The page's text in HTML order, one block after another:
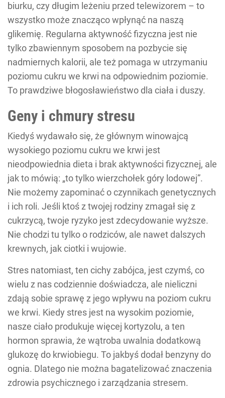
biurku, czy długim leżeniu przed telewizorem – to
wszystko może znacząco wpłynąć na naszą
glikemię. Regularna aktywność fizyczna jest nie
tylko zbawiennym sposobem na pozbycie się
nadmiernych kalorii, ale też pomaga w utrzymaniu
poziomu cukru we krwi na odpowiednim poziomie.
To prawdziwe błogosławieństwo dla ciała i duszy.
Geny i chmury stresu
Kiedyś wydawało się, że głównym winowajcą
wysokiego poziomu cukru we krwi jest
nieodpowiednia dieta i brak aktywności fizycznej, ale
jak to mówią: „to tylko wierzchołek góry lodowej”.
Nie możemy zapominać o czynnikach genetycznych
i ich roli. Jeśli ktoś z twojej rodziny zmagał się z
cukrzycą, twoje ryzyko jest zdecydowanie wyższe.
Nie chodzi tu tylko o rodziców, ale nawet dalszych
krewnych, jak ciotki i wujowie.
Stres natomiast, ten cichy zabójca, jest czymś, co
wielu z nas codziennie doświadcza, ale nieliczni
zdają sobie sprawę z jego wpływu na poziom cukru
we krwi. Kiedy stres jest na wysokim poziomie,
nasze ciało produkuje więcej kortyzolu, a ten
hormon sprawia, że wątroba uwalnia dodatkową
glukozę do krwiobiegu. To jakbyś dodał benzyny do
ognia. Dlatego nie można bagatelizować znaczenia
zdrowia psychicznego i zarządzania stresem.